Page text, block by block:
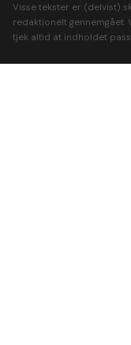
Visse tekster er (delvist)
redaktionelt
tjek altid at indholdet